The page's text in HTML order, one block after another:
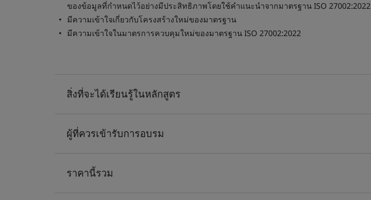
ของข้อมูลที่กำหนดไว้อย่างมีประสิทธิภาพโดยใช้คำแนะนำจากมาตรฐาน ISO 27002:2022
มีความเข้าใจเกี่ยวกับโครงสร้างใหม่ของมาตรฐาน
มีความเข้าใจในมาตรการควบคุมใหม่ของมาตรฐาน ISO 27002:2022
สิ่งที่จะได้เรียนรู้ในหลักสูตร
ผู้ที่ควรเข้ารับการอบรม
ราคานี้รวม